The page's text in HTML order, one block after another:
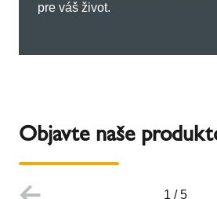
pre váš život.
Objavte naše
1 /5